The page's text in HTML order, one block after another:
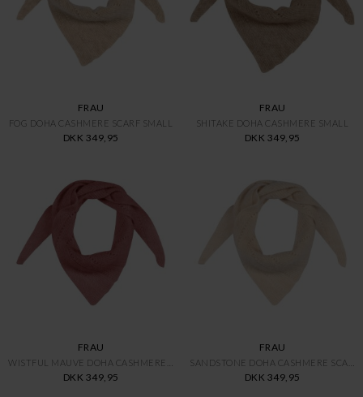
FRAU
FOG DOHA CASHMERE SCARF SMALL
DKK 349,95
FRAU
SHITAKE DOHA CASHMERE SMALL
DKK 349,95
FRAU
DKK 349,95
FRAU
DKK 349,95